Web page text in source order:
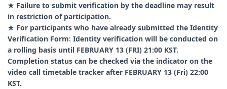
★ Failure to submit verification by the deadline may result
in restriction of participation.
★ For participants who have already submitted the Identity
Verification Form: Identity verification will be conducted on
a rolling basis until FEBRUARY 13 (FRI) 21:00 KST.
Completion status can be checked via the indicator on the
video call timetable tracker after FEBRUARY 13 (Fri) 22:00
KST.